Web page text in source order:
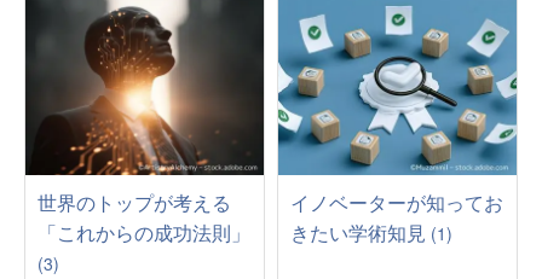
世界のトップが考える
「これからの成功法則」
(3)
イノベーターが知ってお
きたい学術知見 (1)